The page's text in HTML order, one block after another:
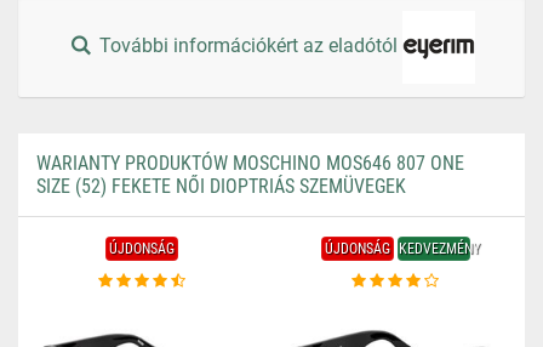
További információkért az eladótól
WARIANTY PRODUKTÓW MOSCHINO MOS646 807 ONE
SIZE (52) FEKETE NŐI DIOPTRIÁS SZEMÜVEGEK
ÚJDONSÁG ÚJDONSÁG KEDVEZMÉNY